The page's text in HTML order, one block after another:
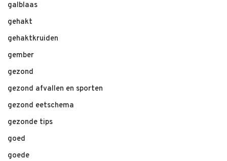
galblaas
gehakt
gehaktkruiden
gember
gezond
gezond afvallen en sporten
gezond eetschema
gezonde tips
goed
goede